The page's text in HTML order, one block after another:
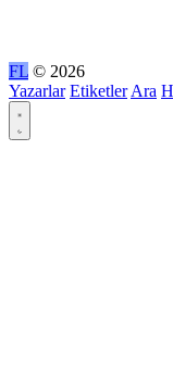
FL © 2026
Yazarlar Etiketler Ara